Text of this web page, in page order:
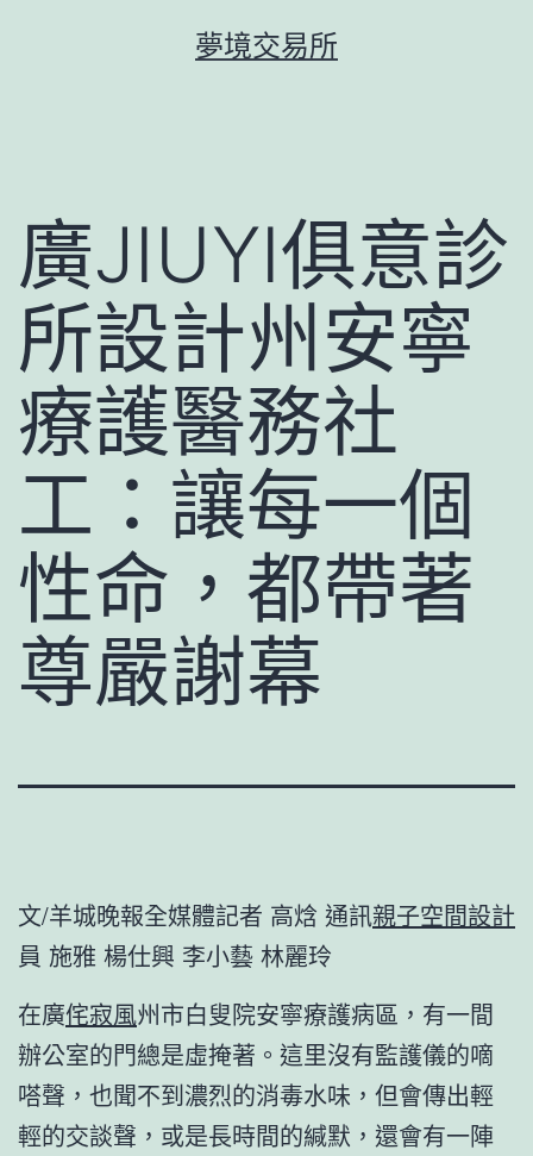
夢境交易所
廣JIUYI俱意診
所設計州安寧
療護醫務社
工：讓每一個
性命，都帶著
尊嚴謝幕
文/羊城晚報全媒體記者 高焓 通訊親子空間設計
員 施雅 楊仕興 李小藝 林麗玲
在廣侘寂風州市白叟院安寧療護病區，有一間
辦公室的門總是虛掩著。這里沒有監護儀的嘀
嗒聲，也聞不到濃烈的消毒水味，但會傳出輕
輕的交談聲，或是長時間的緘默，還會有一陣